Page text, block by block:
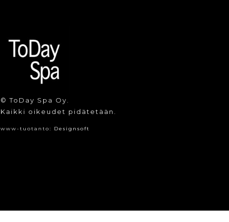
© ToDay Spa Oy.
Kaikki oikeudet pidätetään.
www-tuotanto: Designsoft